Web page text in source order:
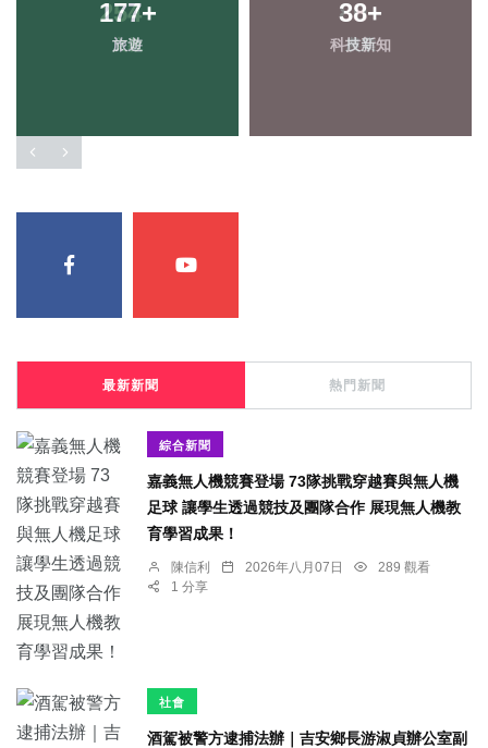
177+
旅遊
38+
科技新知
最新新聞 熱門新聞
綜合新聞
嘉義無人機競賽登場 73隊挑戰穿越賽與無人機
足球 讓學生透過競技及團隊合作 展現無人機教
育學習成果！
陳信利 2026年八月07日
289 觀看
1 分享
社會
酒駕被警方逮捕法辦｜吉安鄉長游淑貞辦公室副